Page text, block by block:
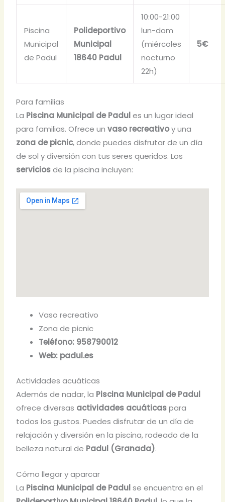
Piscina
Municipal
de Padul
Polideportivo
Municipal
18640 Padul
10:00-21:00
lun-dom
(miércoles
nocturno
22h)
5€
Para familias
La Piscina Municipal de Padul es un lugar ideal
para familias. Ofrece unvaso recreativoy una
zona de picnic, donde puedes disfrutar de un día
de sol y diversión con tus seres queridos. Los
serviciosde la piscina incluyen:
Vaso recreativo
Zona de picnic
Teléfono: 958790012
Web: padul.es
Actividades acuáticas
Además de nadar, la Piscina Municipal de Padul
ofrece diversas actividades acuáticaspara
todos los gustos. Puedes disfrutar de un día de
relajación y diversión en la piscina, rodeado de la
belleza natural de Padul (Granada).
Cómo llegar y aparcar
La Piscina Municipal de Padulse encuentra en el